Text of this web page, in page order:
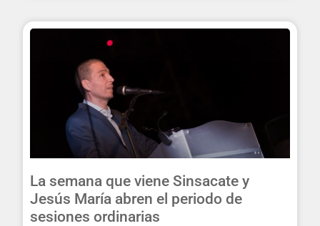
La semana que viene Sinsacate y
Jesús María abren el periodo de
sesiones ordinarias